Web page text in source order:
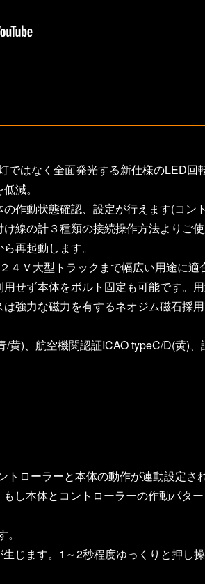
はなく全面発光する新仕様のLED回
減。
動状態確認、設定が行えます(コン
線の計３種類の接続操作方法よりご
再起動します。
Ｖ大型トラックまで幅広い用途に適
せず本体をボルト固定も可能です。
強力な磁力を有するネオジム磁石採用
)、航空機関認証ICAO typeC/D(黄)
ローラーと本体の動作が連動設定され
し本体とコントローラーの作動パタ
じます。1～2秒程度ゆっくりと押し操